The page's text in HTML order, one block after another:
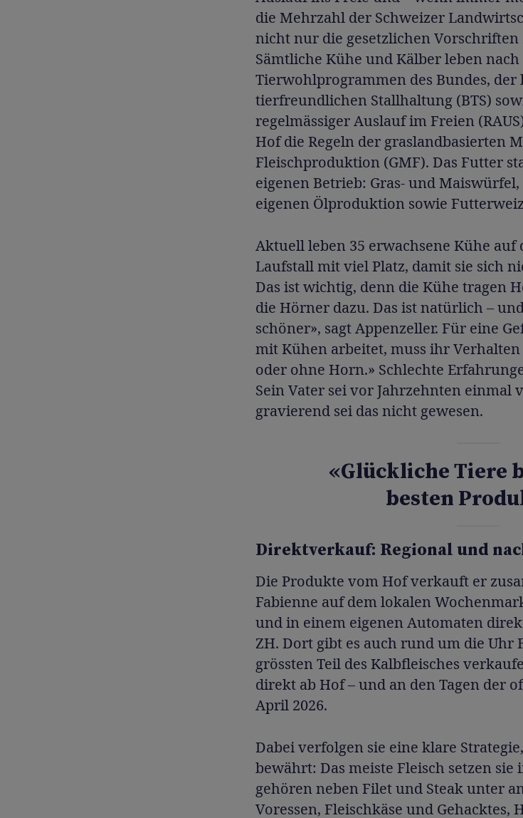
die Mehrzahl der Schweizer
nicht nur die gesetzlichen
Sämtliche Kühe und Kälber leben nach
Tierwohlprogrammen des Bundes, der
tierfreundlichen Stallhaltung (BTS)
regelmässiger Auslauf im Freien
Hof die Regeln der graslandbasierten
Fleischproduktion (GMF). Das Futter
eigenen Betrieb: Gras- und
eigenen Ölproduktion sowie
Aktuell leben 35 erwachsene Kühe auf
Laufstall mit viel Platz, damit sie sich
Das ist wichtig, denn die Kühe tragen
die Hörner dazu. Das ist natürlich –
schöner», sagt Appenzeller. Für eine
mit Kühen arbeitet, muss ihr
oder ohne Horn.» Schlechte
Sein Vater sei vor Jahrzehnten einmal
gravierend sei das nicht gewesen.
«Glückliche Tiere
besten
Direktverkauf: Regional und
Die Produkte vom Hof verkauft er
Fabienne auf dem lokalen
und in einem eigenen Automaten
ZH. Dort gibt es auch rund um die Uhr
grössten Teil des Kalbfleisches
direkt ab Hof – und an den Tagen der
April 2026.
Dabei verfolgen sie eine klare
bewährt: Das meiste Fleisch setzen sie
gehören neben Filet und Steak unter
Voressen, Fleischkäse und Gehacktes,